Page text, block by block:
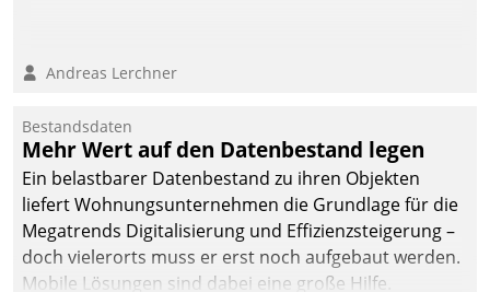
Andreas Lerchner
Bestandsdaten
Mehr Wert auf den Datenbestand legen
Ein belastbarer Datenbestand zu ihren Objekten
liefert Wohnungsunternehmen die Grundlage für die
Megatrends Digitalisierung und Effizienzsteigerung –
doch vielerorts muss er erst noch aufgebaut werden.
Mobile Lösungen sind dabei eine große Hilfe.